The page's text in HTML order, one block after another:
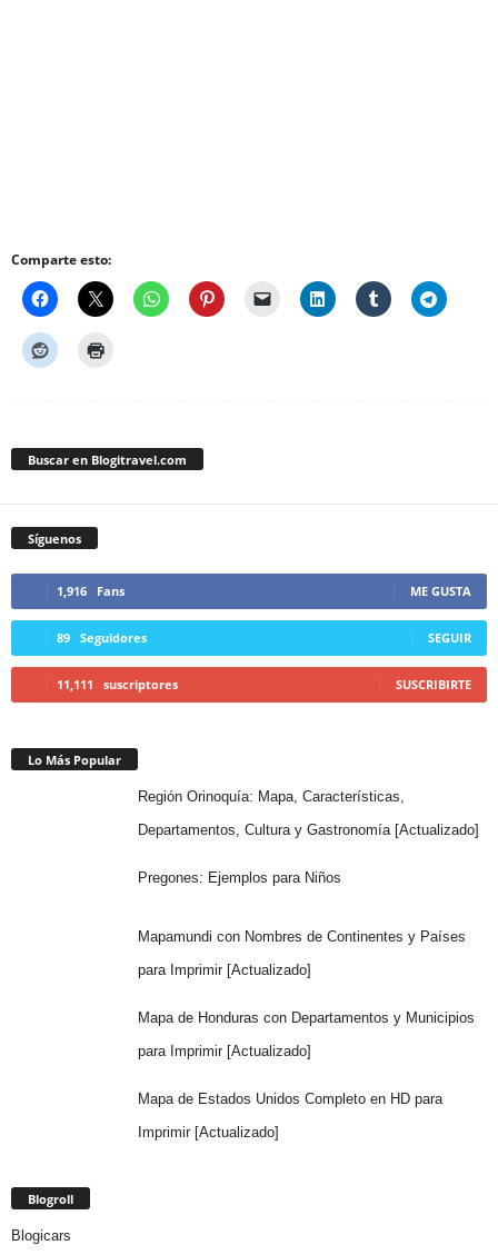
Comparte esto:
Buscar en Blogitravel.com
Síguenos
1,916 Fans ME GUSTA
89 Seguidores SEGUIR
11,111 suscriptores SUSCRIBIRTE
Lo Más Popular
Región Orinoquía: Mapa, Características,
Departamentos, Cultura y Gastronomía [Actualizado]
Pregones: Ejemplos para Niños
Mapamundi con Nombres de Continentes y Países
para Imprimir [Actualizado]
Mapa de Honduras con Departamentos y Municipios
para Imprimir [Actualizado]
Mapa de Estados Unidos Completo en HD para
Imprimir [Actualizado]
Blogroll
Blogicars